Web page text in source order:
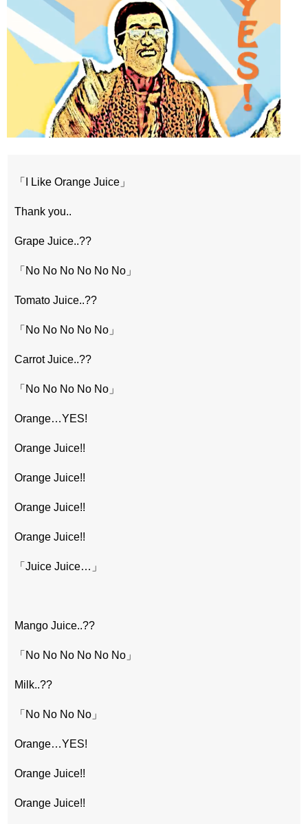
「I Like Orange Juice」
Thank you..
Grape Juice..??
「No No No No No No」
Tomato Juice..??
「No No No No No」
Carrot Juice..??
「No No No No No」
Orange…YES!
Orange Juice!!
Orange Juice!!
Orange Juice!!
Orange Juice!!
「Juice Juice…」
Mango Juice..??
「No No No No No No」
Milk..??
「No No No No」
Orange…YES!
Orange Juice!!
Orange Juice!!